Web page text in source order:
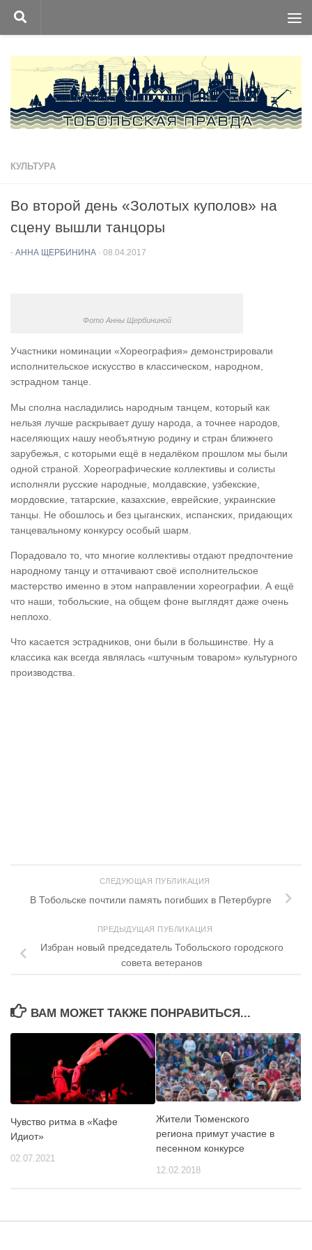
Перейти к содержимому
КУЛЬТУРА
Во второй день «Золотых куполов» на
сцену вышли танцоры
- АННА ЩЕРБИНИНА · 08.04.2017
Фото Анны Щербининой
Участники номинации «Хореография» демонстрировали
исполнительское искусство в классическом, народном,
эстрадном танце.
Мы сполна насладились народным танцем, который как
нельзя лучше раскрывает душу народа, а точнее народов,
населяющих нашу необъятную родину и стран ближнего
зарубежья, с которыми ещё в недалёком прошлом мы были
одной страной. Хореографические коллективы и солисты
исполняли русские народные, молдавские, узбекские,
мордовские, татарские, казахские, еврейские, украинские
танцы. Не обошлось и без цыганских, испанских, придающих
танцевальному конкурсу особый шарм.
Порадовало то, что многие коллективы отдают предпочтение
народному танцу и оттачивают своё исполнительское
мастерство именно в этом направлении хореографии. А ещё
что наши, тобольские, на общем фоне выглядят даже очень
неплохо.
Что касается эстрадников, они были в большинстве. Ну а
классика как всегда являлась «штучным товаром» культурного
производства.
СЛЕДУЮЩАЯ ПУБЛИКАЦИЯ
В Тобольске почтили память погибших в Петербурге
ПРЕДЫДУЩАЯ ПУБЛИКАЦИЯ
Избран новый председатель Тобольского городского
совета ветеранов
ВАМ МОЖЕТ ТАКЖЕ ПОНРАВИТЬСЯ...
Чувство ритма в «Кафе
Идиот»
02.07.2021
Жители Тюменского
региона примут участие в
песенном конкурсе
12.02.2018